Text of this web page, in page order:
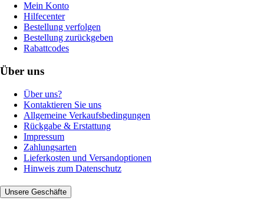
Mein Konto
Hilfecenter
Bestellung verfolgen
Bestellung zurückgeben
Rabattcodes
Über uns
Über uns?
Kontaktieren Sie uns
Allgemeine Verkaufsbedingungen
Rückgabe & Erstattung
Impressum
Zahlungsarten
Lieferkosten und Versandoptionen
Hinweis zum Datenschutz
Unsere Geschäfte